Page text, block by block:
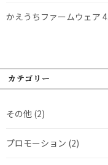
かえうちファームウェア
カテゴリー
その他 (2)
プロモーション (2)